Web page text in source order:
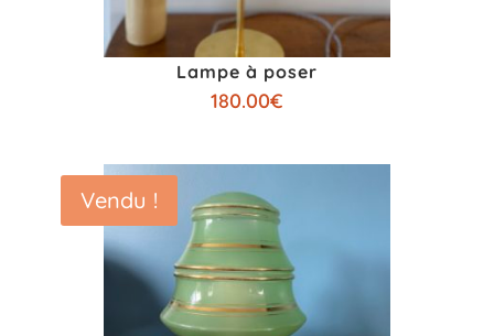
Lampe à poser
180.00€
Vendu !